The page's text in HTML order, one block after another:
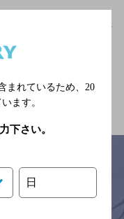
る,夜景が楽しめるのお
利用規約
まれているため、 20
ます。
下さい。
日